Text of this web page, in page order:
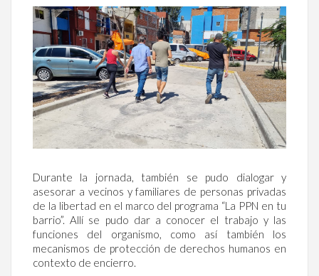
Durante la jornada, también se pudo dialogar y
asesorar a vecinos y familiares de personas privadas
de la libertad en el marco del programa “La PPN en tu
barrio”. Allí se pudo dar a conocer el trabajo y las
funciones del organismo, como así también los
mecanismos de protección de derechos humanos en
contexto de encierro.